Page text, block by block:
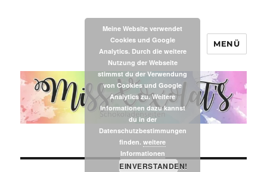
MissXoxolat's
MENÜ
Meine Website verwendet
Cookies und Google
Analytics. Durch die weitere
Nutzung der Webseite
stimmst du der Verwendung
von Cookies und Google
Analytics zu. Weitere
Informationen dazu kannst
du in der
Datenschutzbestimmungen
finden. weitere
Informationen
EINVERSTANDEN!